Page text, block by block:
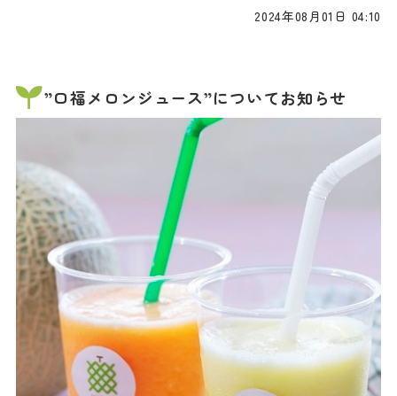
2024年08月01日 04:10
”口福メロンジュース”についてお知らせ